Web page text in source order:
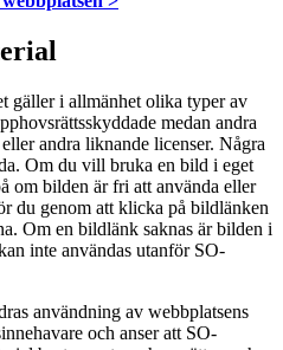
gäller i allmänhet olika typer av
medan andra
andra liknande licenser. Några
Om du vill bruka en bild i eget
om bilden är fri att använda eller
du genom att klicka på bildlänken
Om en bildlänk saknas är bilden i
inte användas utanför SO-
användning av webbplatsens
och anser att SO-